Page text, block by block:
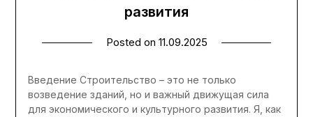
развития
Posted on 11.09.2025
Введение Строительство – это не только
возведение зданий, но и важный движущая сила
для экономического и культурного развития. Я, как